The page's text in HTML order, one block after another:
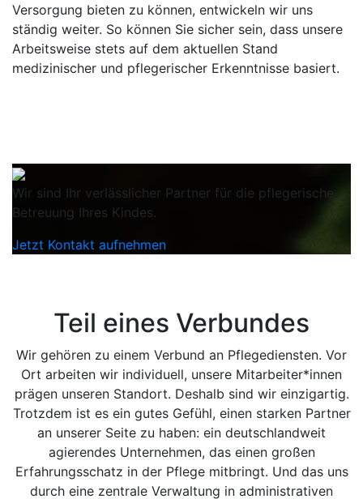
Versorgung bieten zu können, entwickeln wir uns
ständig weiter. So können Sie sicher sein, dass unsere
Arbeitsweise stets auf dem aktuellen Stand
medizinischer und pflegerischer Erkenntnisse basiert.
Wir sind Ihr verlässlicher Partner für die pflegerische
Betreuung Ihres Kindes.
Jetzt Kontakt aufnehmen
Teil eines Verbundes
Wir gehören zu einem Verbund an Pflegediensten. Vor
Ort arbeiten wir individuell, unsere Mitarbeiter*innen
prägen unseren Standort. Deshalb sind wir einzigartig.
Trotzdem ist es ein gutes Gefühl, einen starken Partner
an unserer Seite zu haben: ein deutschlandweit
agierendes Unternehmen, das einen großen
Erfahrungsschatz in der Pflege mitbringt. Und das uns
durch eine zentrale Verwaltung in administrativen